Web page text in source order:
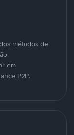
métodos de
em
P2P.